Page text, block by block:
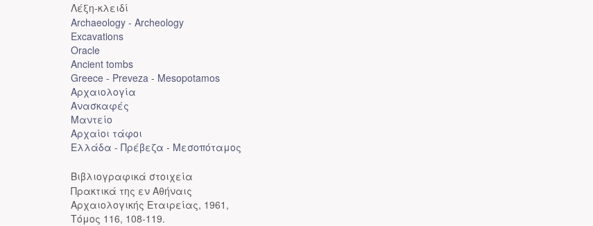
Λέξη-κλειδί
Archaeology - Archeology
Excavations
Oracle
Ancient tombs
Greece - Preveza - Mesopotamos
Αρχαιολογία
Ανασκαφές
Μαντείο
Αρχαίοι τάφοι
Ελλάδα - Πρέβεζα - Μεσοπόταμος
Βιβλιογραφικά στοιχεία
Πρακτικά της εν Αθήναις
Αρχαιολογικής Εταιρείας, 1961,
Τόμος 116, 108-119.